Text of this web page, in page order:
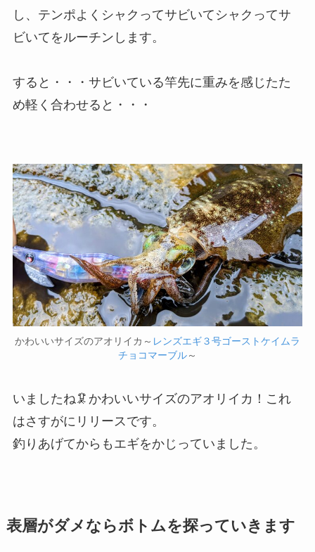
し、テンポよくシャクってサビいてシャクってサ
ビいてをルーチンします。
すると・・・サビいている竿先に重みを感じたた
め軽く合わせると・・・
かわいいサイズのアオリイカ～ レンズエギ３号ゴーストケイムラ
チョコマーブル～
いましたね🦑かわいいサイズのアオリイカ！これ
はさすがにリリースです。
釣りあげてからもエギをかじっていました。
表層がダメならボトムを探っていきます